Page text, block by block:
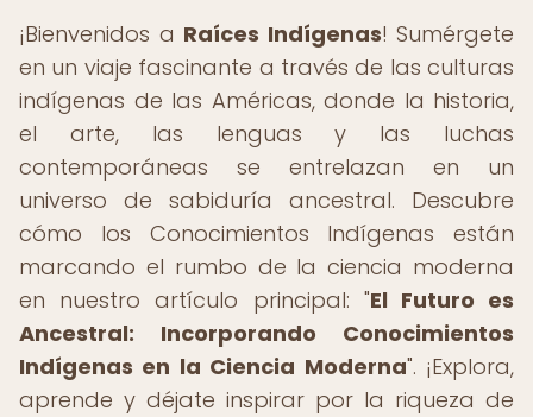
¡Bienvenidos a Raíces Indígenas! Sumérgete
en un viaje fascinante a través de las culturas
indígenas de las Américas, donde la historia,
el arte, las lenguas y las luchas
contemporáneas se entrelazan en un
universo de sabiduría ancestral. Descubre
cómo los Conocimientos Indígenas están
marcando el rumbo de la ciencia moderna
en nuestro artículo principal: "El Futuro es
Ancestral: Incorporando Conocimientos
Indígenas en la Ciencia Moderna". ¡Explora,
aprende y déjate inspirar por la riqueza de